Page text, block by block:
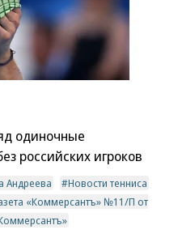
одиночные
российских игроков
Андреева
Новости тенниса
«Коммерсантъ» №11/П от